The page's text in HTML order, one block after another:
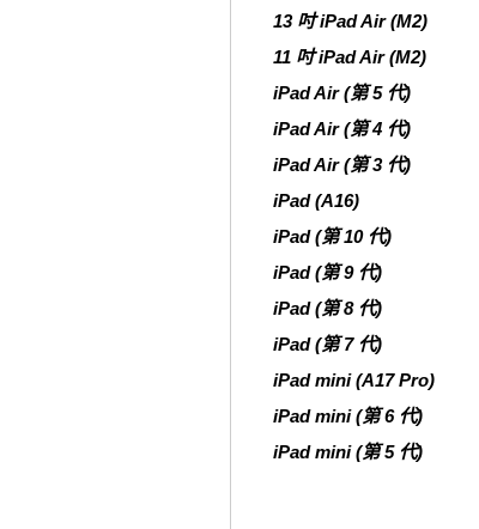
13 吋 iPad Air (M2)
11 吋 iPad Air (M2)
iPad Air (第 5 代)
iPad Air (第 4 代)
iPad Air (第 3 代)
iPad (A16)
iPad (第 10 代)
iPad (第 9 代)
iPad (第 8 代)
iPad (第 7 代)
iPad mini (A17 Pro)
iPad mini (第 6 代)
iPad mini (第 5 代)